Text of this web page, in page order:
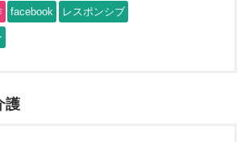
facebook レスポンシブ
護